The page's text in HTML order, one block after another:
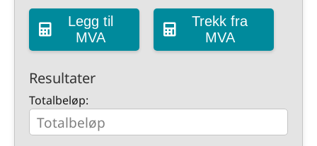
Legg til
MVA
Trekk fra
MVA
Resultater
Totalbeløp: